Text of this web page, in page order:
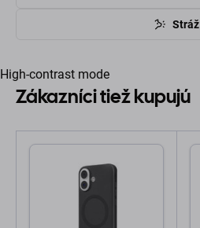
Stráž
High-contrast mode
Zákazníci tiež kupujú